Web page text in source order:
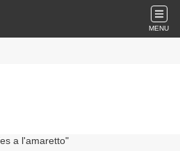
MENU